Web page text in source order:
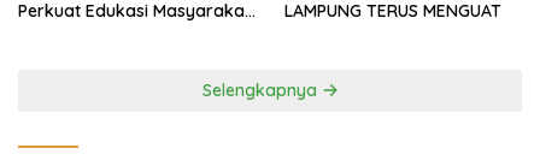
Perkuat Edukasi Masyarakat
LAMPUNG TERUS MENGUAT
Selengkapnya